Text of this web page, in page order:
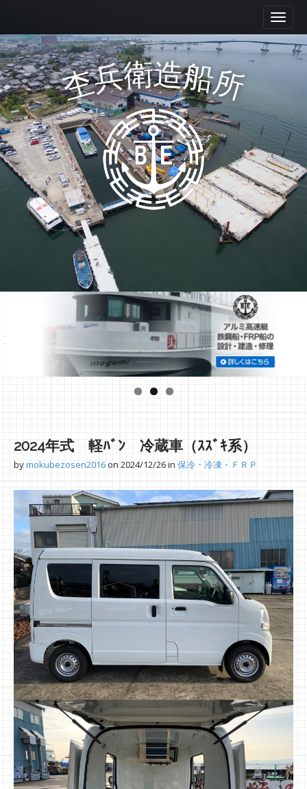
i
n
m
e
n
u
i
p
t
o
c
o
n
t
e
杢兵衛造船所
Mokube shipyard Co., Ltd.
2024年式 軽ﾊﾞﾝ 冷蔵車（ｽｽﾞｷ系）
bymokubezosen2016on 2024/12/26in 保冷・冷凍・ＦＲＰ